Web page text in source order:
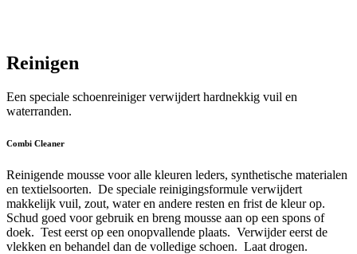
Reinigen
Een speciale schoenreiniger verwijdert hardnekkig vuil en
waterranden.
Combi Cleaner
Reinigende mousse voor alle kleuren leders, synthetische materialen
en textielsoorten. De speciale reinigingsformule verwijdert
makkelijk vuil, zout, water en andere resten en frist de kleur op.
Schud goed voor gebruik en breng mousse aan op een spons of
doek. Test eerst op een onopvallende plaats. Verwijder eerst de
vlekken en behandel dan de volledige schoen. Laat drogen.